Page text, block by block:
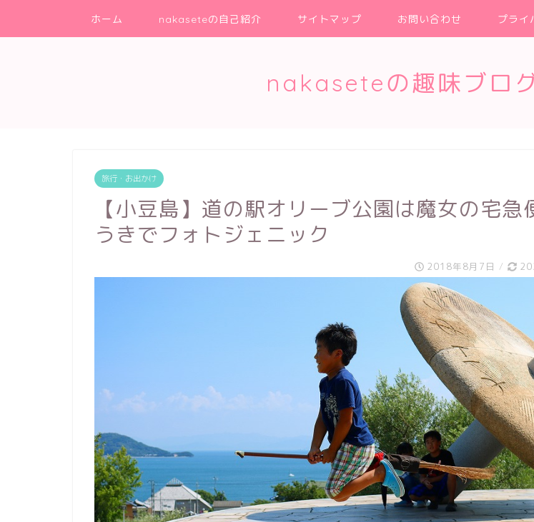
ホーム nakaseteの自己紹介 サイトマップ お問い合わせ プライ
nakaseteの趣味ブロ
旅行・お出かけ
【小豆島】道の駅オリーブ公園は魔女の宅急
うきでフォトジェニック
2018年8月7日 /